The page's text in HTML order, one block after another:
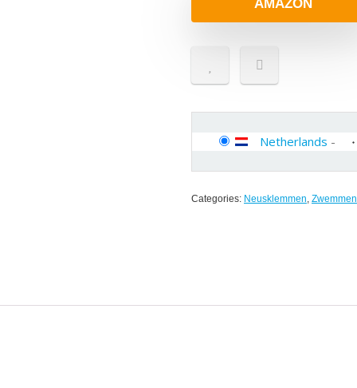
AMAZON
Netherlands -
Categories: Neusklemmen, Zwemmen